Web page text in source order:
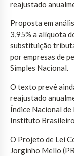
reajustado
Proposta em
3,95% a alíquota
substituição
por empresas de
Simples Nacional.
O texto prevê
reajustado
Índice Nacional de
Instituto
O Projeto de Lei
Jorginho Mello